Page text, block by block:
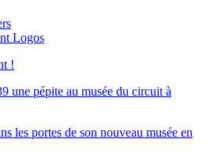
Logos
!
une pépite au musée du circuit à
les portes de son nouveau musée en